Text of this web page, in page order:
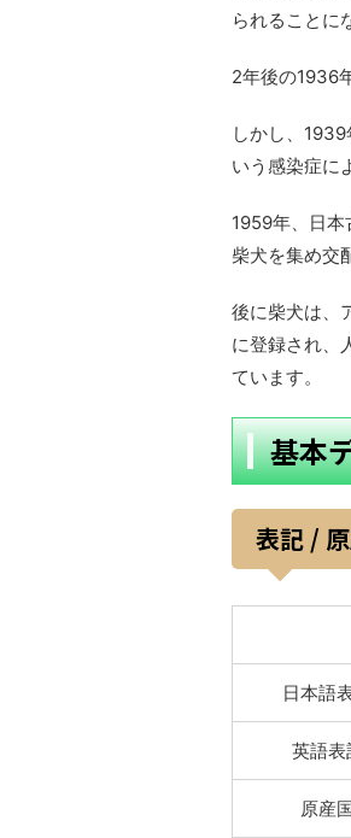
られることに
2年後の1936
しかし、
いう感染症に
1959年、日
柴犬を集め交
後に柴犬は、
に登録され、
ています。
基本
表記 /
日本語
英語表
原産